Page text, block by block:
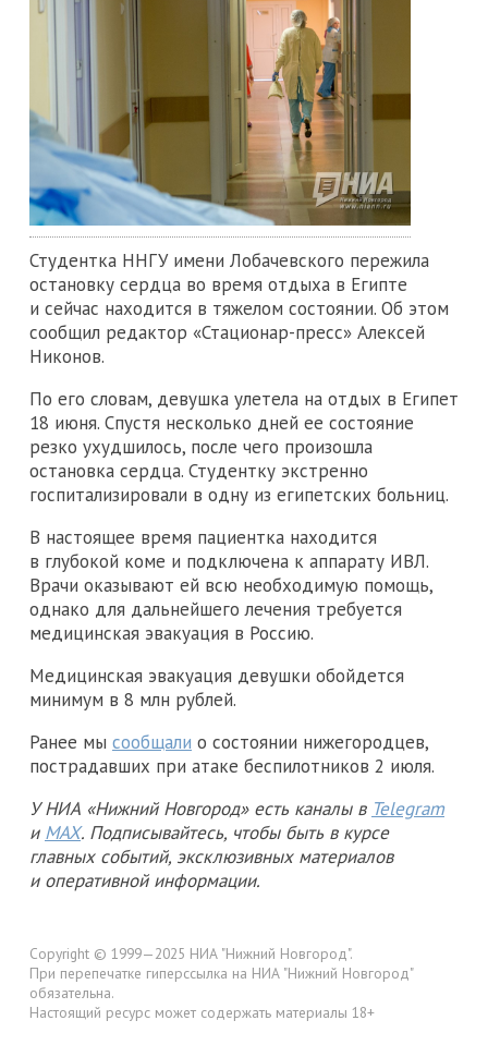
Студентка ННГУ имени Лобачевского пережила
остановку сердца во время отдыха в Египте
и сейчас находится в тяжелом состоянии. Об этом
сообщил редактор «Стационар-пресс» Алексей
Никонов.
По его словам, девушка улетела на отдых в Египет
18 июня. Спустя несколько дней ее состояние
резко ухудшилось, после чего произошла
остановка сердца. Студентку экстренно
госпитализировали в одну из египетских больниц.
В настоящее время пациентка находится
в глубокой коме и подключена к аппарату ИВЛ.
Врачи оказывают ей всю необходимую помощь,
однако для дальнейшего лечения требуется
медицинская эвакуация в Россию.
Медицинская эвакуация девушки обойдется
минимум в 8 млн рублей.
Ранее мы сообщали о состоянии нижегородцев,
пострадавших при атаке беспилотников 2 июля.
У НИА «Нижний Новгород» есть каналы в Telegram
и MAX. Подписывайтесь, чтобы быть в курсе
главных событий, эксклюзивных материалов
и оперативной информации.
Copyright © 1999—2025 НИА "Нижний Новгород".
При перепечатке гиперссылка на НИА "Нижний Новгород"
обязательна.
Настоящий ресурс может содержать материалы 18+